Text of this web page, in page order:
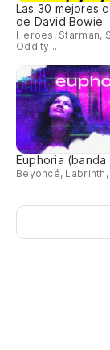
Las 30 mejores
de David Bowie
Heroes, Starman,
Oddity...
Euphoria (banda
Beyoncé, Labrinth,